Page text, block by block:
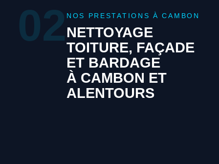
02 NOS PRESTATIONS À CAMBON
NETTOYAGE
TOITURE, FAÇADE
ET BARDAGE
À CAMBON ET
ALENTOURS